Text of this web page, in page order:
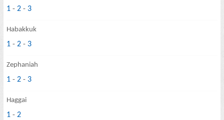
1 -2 - 3
Habakkuk
1 -2 - 3
Zephaniah
1 -2 - 3
Haggai
1 -2